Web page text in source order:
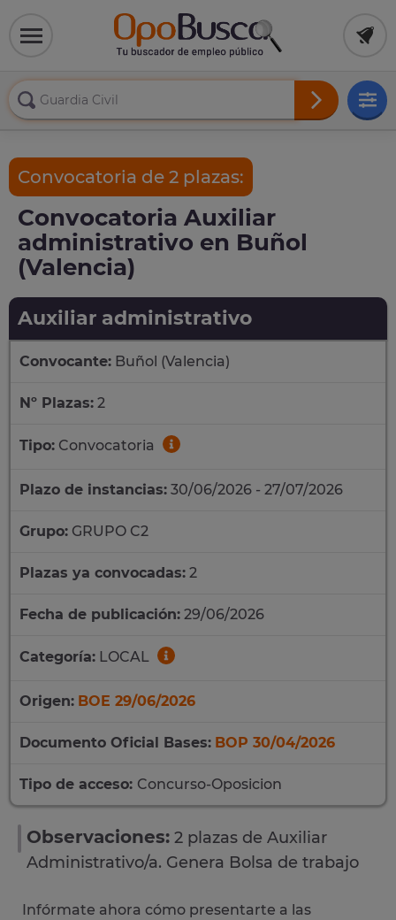
Convocatoria de 2 plazas:
Convocatoria Auxiliar
administrativo en Buñol
(Valencia)
Auxiliar administrativo
Convocante: Buñol (Valencia)
Nº Plazas: 2
Tipo: Convocatoria
Plazo de instancias: 30/06/2026 - 27/07/2026
Grupo: GRUPO C2
Plazas ya convocadas: 2
Fecha de publicación: 29/06/2026
Categoría: LOCAL
Origen: BOE 29/06/2026
Documento Oficial Bases: BOP 30/04/2026
Tipo de acceso: Concurso-Oposicion
Observaciones: 2 plazas de Auxiliar
Administrativo/a. Genera Bolsa de trabajo
Infórmate ahora cómo presentarte a las